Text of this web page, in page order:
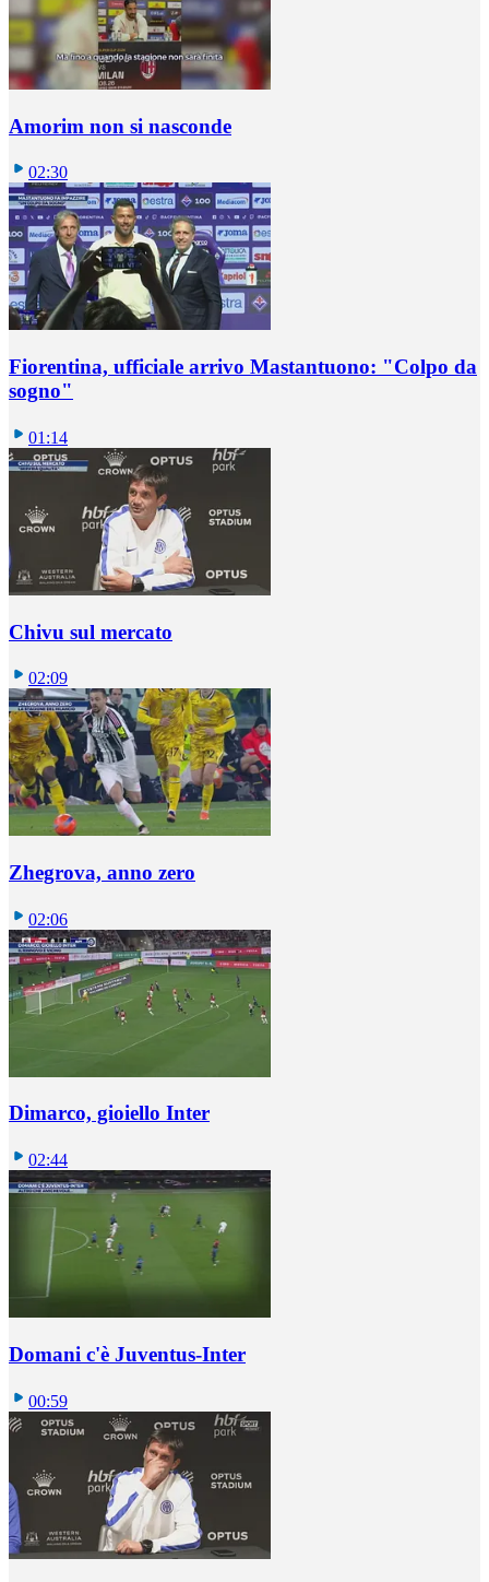
Amorim non si nasconde
02:30
Fiorentina, ufficiale arrivo Mastantuono: "Colpo da
sogno"
01:14
Chivu sul mercato
02:09
Zhegrova, anno zero
02:06
Dimarco, gioiello Inter
02:44
Domani c'è Juventus-Inter
00:59